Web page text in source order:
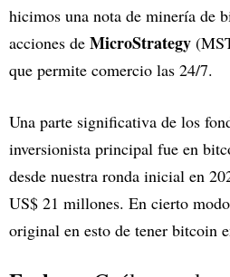
hicimos una nota de minería de
acciones de MicroStrategy
que permite comercio las 24/7.
Una parte significativa de los
inversionista principal fue en
desde nuestra ronda inicial en
US$ 21 millones. En cierto
original en esto de tener bitcoin